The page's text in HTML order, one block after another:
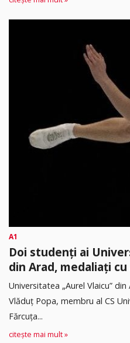
A1
Doi studenți ai
din Arad, medaliați
Universitatea „Aurel Vlaicu”
Vlăduț Popa, membru al CS
Fărcuța...
citește mai mult »